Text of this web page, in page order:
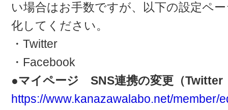
い場合はお手数ですが、以下の設定ペ
化してください。
・Twitter
・Facebook
●マイページ SNS連携の変更（Twitter
https://www.kanazawalabo.net/member/